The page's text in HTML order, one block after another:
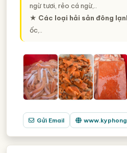
ngừ tươi, rẻo cá ngừ,..
★ Các loại hải sản đông
ốc,..
Gửi Email